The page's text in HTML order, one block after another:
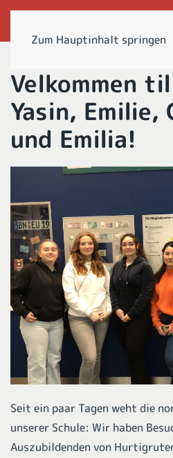
Zum Hauptinhalt springen
Velkommen
Yasin, Emilie,
und Emilia!
Seit ein paar Tagen weht die
unserer Schule: Wir haben
Auszubildenden von